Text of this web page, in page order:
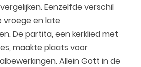
Eenzelfde verschil
vroege en late
De partita, een kerklied met
maakte plaats voor
Allein Gott in de